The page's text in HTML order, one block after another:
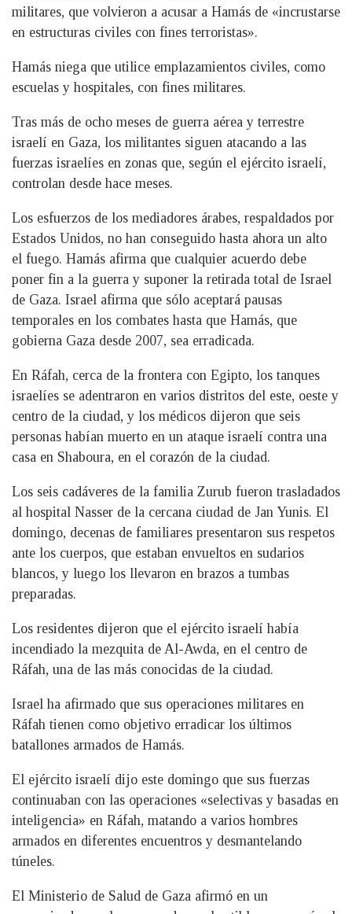
militares, que volvieron a acusar a Hamás de «incrustarse
en estructuras civiles con fines terroristas».
Hamás niega que utilice emplazamientos civiles, como
escuelas y hospitales, con fines militares.
Tras más de ocho meses de guerra aérea y terrestre
israelí en Gaza, los militantes siguen atacando a las
fuerzas israelíes en zonas que, según el ejército israelí,
controlan desde hace meses.
Los esfuerzos de los mediadores árabes, respaldados por
Estados Unidos, no han conseguido hasta ahora un alto
el fuego. Hamás afirma que cualquier acuerdo debe
poner fin a la guerra y suponer la retirada total de Israel
de Gaza. Israel afirma que sólo aceptará pausas
temporales en los combates hasta que Hamás, que
gobierna Gaza desde 2007, sea erradicada.
En Ráfah, cerca de la frontera con Egipto, los tanques
israelíes se adentraron en varios distritos del este, oeste y
centro de la ciudad, y los médicos dijeron que seis
personas habían muerto en un ataque israelí contra una
casa en Shaboura, en el corazón de la ciudad.
Los seis cadáveres de la familia Zurub fueron trasladados
al hospital Nasser de la cercana ciudad de Jan Yunis. El
domingo, decenas de familiares presentaron sus respetos
ante los cuerpos, que estaban envueltos en sudarios
blancos, y luego los llevaron en brazos a tumbas
preparadas.
Los residentes dijeron que el ejército israelí había
incendiado la mezquita de Al-Awda, en el centro de
Ráfah, una de las más conocidas de la ciudad.
Israel ha afirmado que sus operaciones militares en
Ráfah tienen como objetivo erradicar los últimos
batallones armados de Hamás.
El ejército israelí dijo este domingo que sus fuerzas
continuaban con las operaciones «selectivas y basadas en
inteligencia» en Ráfah, matando a varios hombres
armados en diferentes encuentros y desmantelando
túneles.
El Ministerio de Salud de Gaza afirmó en un